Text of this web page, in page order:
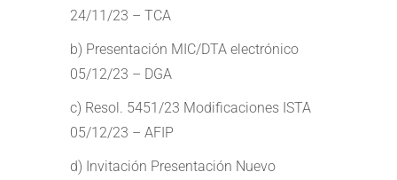
24/11/23 – TCA
b) Presentación MIC/DTA electrónico
05/12/23 – DGA
c) Resol. 5451/23 Modificaciones ISTA
05/12/23 – AFIP
d) Invitación Presentación Nuevo